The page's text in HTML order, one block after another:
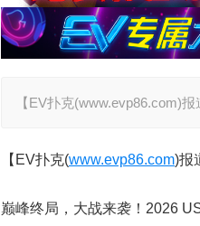
【EV扑克(www.evp86.com)
【EV扑克(www.evp86.com)报
巅峰终局，大战来袭！2026